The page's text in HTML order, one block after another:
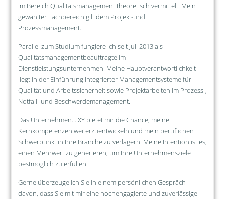
im Bereich Qualitätsmanagement theoretisch vermittelt. Mein
gewählter Fachbereich gilt dem Projekt-und
Prozessmanagement.
Parallel zum Studium fungiere ich seit Juli 2013 als
Qualitätsmanagementbeauftragte im
Dienstleistungsunternehmen. Meine Hauptverantwortlichkeit
liegt in der Einführung integrierter Managementsysteme für
Qualität und Arbeitssicherheit sowie Projektarbeiten im Prozess-,
Notfall- und Beschwerdemanagement.
Das Unternehmen… XY bietet mir die Chance, meine
Kernkompetenzen weiterzuentwickeln und mein beruflichen
Schwerpunkt in Ihre Branche zu verlagern. Meine Intention ist es,
einen Mehrwert zu generieren, um Ihre Unternehmensziele
bestmöglich zu erfüllen.
Gerne überzeuge ich Sie in einem persönlichen Gespräch
davon, dass Sie mit mir eine hochengagierte und zuverlässige